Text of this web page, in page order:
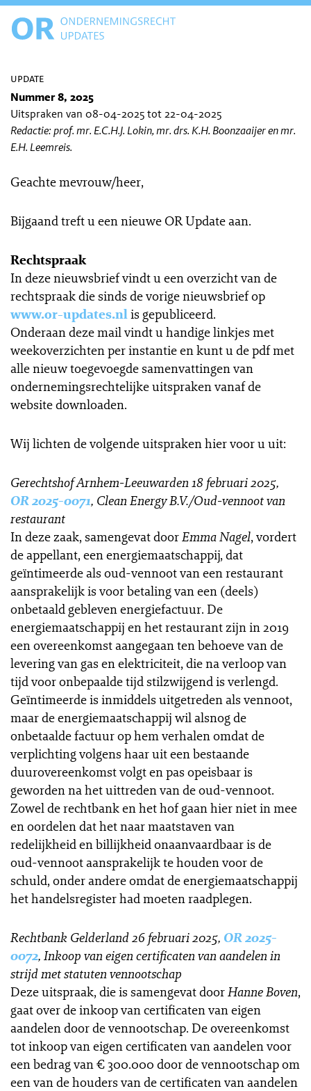
update
Nummer 8, 2025
Uitspraken van 08-04-2025 tot 22-04-2025
Redactie: prof. mr. E.C.H.J. Lokin, mr. drs. K.H. Boonzaaijer en mr.
E.H. Leemreis.
Geachte mevrouw/heer,
Bijgaand treft u een nieuwe OR Update aan.
Rechtspraak
In deze nieuwsbrief vindt u een overzicht van de
rechtspraak die sinds de vorige nieuwsbrief op
www.or-updates.nlis gepubliceerd.
Onderaan deze mail vindt u handige linkjes met
weekoverzichten per instantie en kunt u de pdf met
alle nieuw toegevoegde samenvattingen van
ondernemingsrechtelijke uitspraken vanaf de
website downloaden.
Wij lichten de volgende uitspraken hier voor u uit:
Gerechtshof Arnhem-Leeuwarden 18 februari 2025,
OR 2025-0071, Clean Energy B.V./Oud-vennoot van
restaurant
In deze zaak, samengevat doorEmma Nagel, vordert
de appellant, een energiemaatschappij, dat
geïntimeerde als oud-vennoot van een restaurant
aansprakelijk is voor betaling van een (deels)
onbetaald gebleven energiefactuur. De
energiemaatschappij en het restaurant zijn in 2019
een overeenkomst aangegaan ten behoeve van de
levering van gas en elektriciteit, die na verloop van
tijd voor onbepaalde tijd stilzwijgend is verlengd.
Geïntimeerde is inmiddels uitgetreden als vennoot,
maar de energiemaatschappij wil alsnog de
onbetaalde factuur op hem verhalen omdat de
verplichting volgens haar uit een bestaande
duurovereenkomst volgt en pas opeisbaar is
geworden na het uittreden van de oud-vennoot.
Zowel de rechtbank en het hof gaan hier niet in mee
en oordelen dat het naar maatstaven van
redelijkheid en billijkheid onaanvaardbaar is de
oud-vennoot aansprakelijk te houden voor de
schuld, onder andere omdat de energiemaatschappij
het handelsregister had moeten raadplegen.
Rechtbank Gelderland 26 februari 2025, OR 2025-
0072, Inkoop van eigen certificaten van aandelen in
strijd met statuten vennootschap
Deze uitspraak, die is samengevat doorHanne Boven,
gaat over de inkoop van certificaten van eigen
aandelen door de vennootschap. De overeenkomst
tot inkoop van eigen certificaten van aandelen voor
een bedrag van € 300.000 door de vennootschap om
een van de houders van de certificaten van aandelen